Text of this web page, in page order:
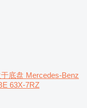
底盘 Mercedes-Benz
63X-7RZ